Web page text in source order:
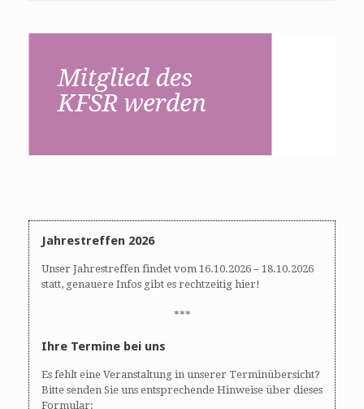
Jahrestreffen 2026
Unser Jahrestreffen findet vom 16.10.2026 – 18.10.2026
statt, genauere Infos gibt es rechtzeitig hier!
***
Ihre Termine bei uns
Es fehlt eine Veranstaltung in unserer Terminübersicht?
Bitte senden Sie uns entsprechende Hinweise über dieses
Formular: